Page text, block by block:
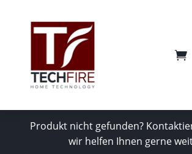
Produkt nicht gefunden?
wir helfen Ihnen gerne